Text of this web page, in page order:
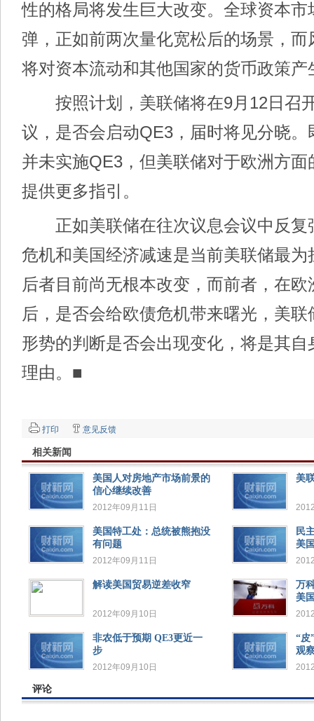
性的格局将发生巨大改变。全球资本市
弹，正如前两次量化宽松后的场景，而
将对资本流动和其他国家的货币政策产
按照计划，美联储将在9月12日召
议，是否会启动QE3，届时将见分晓
并未实施QE3，但美联储对于欧洲方
提供更多指引。
正如美联储在往次议息会议中反复
危机和美国经济减速是当前美联储最为
后者目前尚无根本改变，而前者，在
后，是否会给欧债危机带来曙光，美
形势的判断是否会出现变化，将是其
理由。■
打印 意见反馈
相关新闻
美国人对房地产市场前景的
信心继续改善
2012年09月11日
美
美国特工处：总统被熊抱没
有问题
2012年09月11日
民
美
解读美国贸易逆差收窄
2012年09月10日
万
美
非农低于预期 QE3更近一
步
2012年09月10日
“皮
观
评论